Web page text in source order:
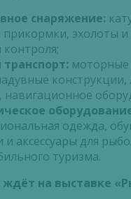
снаряжение:
эхолоты
контроля;
одежда,
и аксессуары для
туризма.
на выставке